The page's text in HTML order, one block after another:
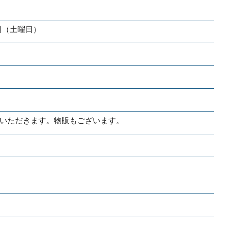
土曜日）
ただきます。物販もございます。